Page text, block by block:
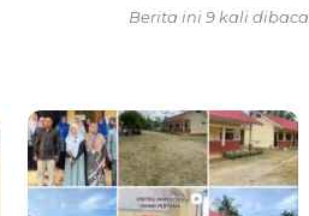
Berita ini 9 kali dibaca